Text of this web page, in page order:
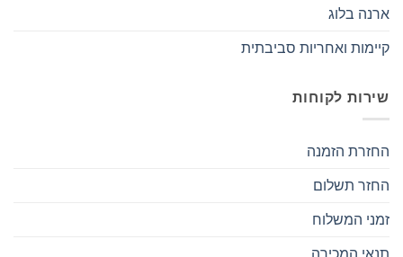
ארנה בלוג
קיימות ואחריות סביבתית
שירות לקוחות
החזרת הזמנה
החזר תשלום
זמני המשלוח